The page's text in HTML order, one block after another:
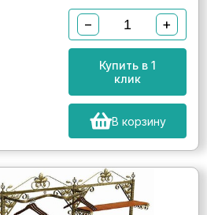
− +
Купить в 1
клик
В корзину